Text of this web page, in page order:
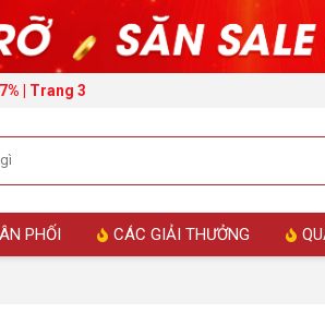
| Trang 3
PHỐI CÁC GIẢI THƯỞNG